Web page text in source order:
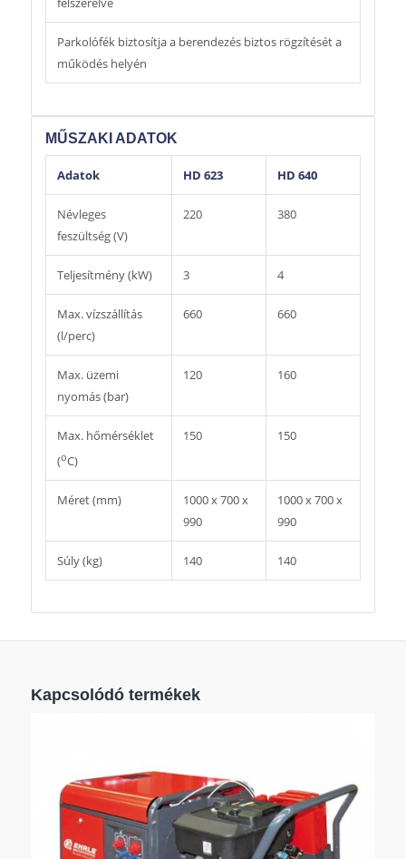
Parkolófék biztosítja a berendezés biztos rögzítését a
működés helyén
MŰSZAKI ADATOK
Adatok HD 623 HD 640
Névleges
feszültség (V)
220 380
Teljesítmény (kW) 3 4
Max. vízszállítás
(l/perc)
660 660
Max. üzemi
nyomás (bar)
120 160
Max. hőmérséklet
(oC)
150 150
Méret (mm)
1000 x 700 x
990
1000 x 700 x
990
Súly (kg) 140 140
Kapcsolódó termékek